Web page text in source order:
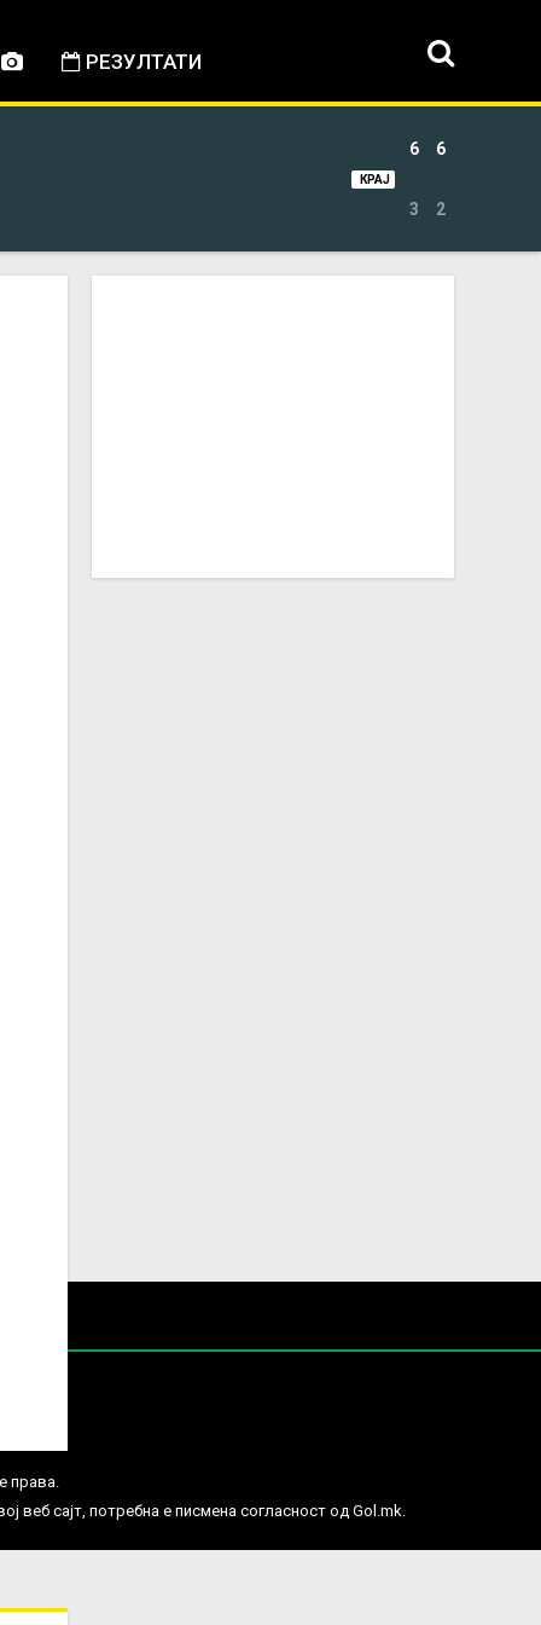
РЕЗУЛТАТИ
6
2
6
3
КРАЈ
права.
веб сајт, потребна е писмена согласност од Gol.mk.